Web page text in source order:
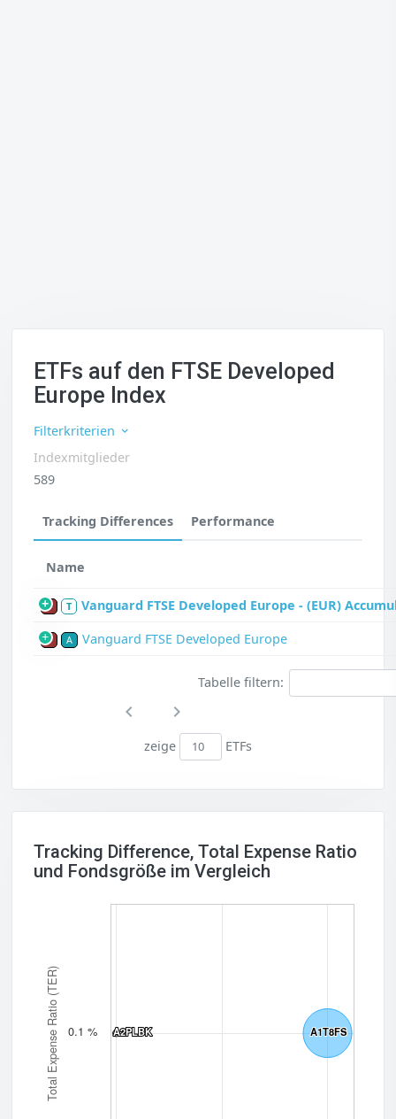
ETFs auf den FTSE Developed
Europe Index
Filterkriterien
Indexmitglieder
589
Tracking Differences Performance
Name
P T Vanguard FTSE Developed Europe - (EUR)
P A Vanguard FTSE Developed Europe
Tabelle filtern:
zeige ETFs
Tracking Difference, Total Expense Ratio
und Fondsgröße im Vergleich
Total Expense Ratio (TER) A1T8FS
A1T8FS
A2PLBK
A2PLBK
0.1 %